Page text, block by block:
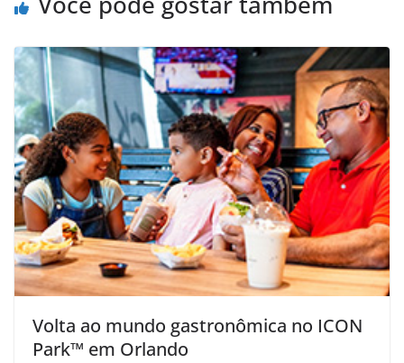
Volta ao mundo gastronômica no ICON
Park™ em Orlando